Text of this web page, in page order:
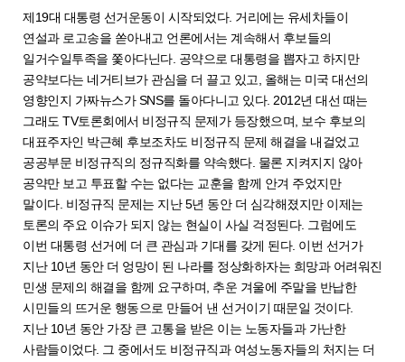
제19대 대통령 선거운동이 시작되었다. 거리에는 유세차들이
연설과 로고송을 쏟아내고 언론에서는 계속해서 후보들의
일거수일투족을 쫓아다닌다. 공약으로 대통령을 뽑자고 하지만
공약보다는 네거티브가 관심을 더 끌고 있고, 올해는 미국 대선의
영향인지 가짜뉴스가 SNS를 돌아다니고 있다. 2012년 대선 때는
그래도 TV토론회에서 비정규직 문제가 등장했으며, 보수 후보의
대표주자인 박근혜 후보조차도 비정규직 문제 해결을 내걸었고
공공부문 비정규직의 정규직화를 약속했다. 물론 지켜지지 않아
공약만 보고 투표할 수는 없다는 교훈을 함께 안겨 주었지만
말이다. 비정규직 문제는 지난 5년 동안 더 심각해졌지만 이제는
토론의 주요 이슈가 되지 않는 현실이 사실 걱정된다. 그럼에도
이번 대통령 선거에 더 큰 관심과 기대를 갖게 된다. 이번 선거가
지난 10년 동안 더 엉망이 된 나라를 정상화하자는 희망과 어려워진
민생 문제의 해결을 함께 요구하며, 추운 겨울에 주말을 반납한
시민들의 뜨거운 행동으로 만들어 낸 선거이기 때문일 것이다.
지난 10년 동안 가장 큰 고통을 받은 이는 노동자들과 가난한
사람들이었다. 그 중에서도 비정규직과 여성노동자들의 처지는 더